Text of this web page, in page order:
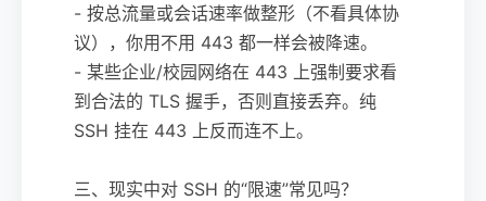
- 按总流量或会话速率做整形（不看具体协
议），你用不用 443 都一样会被降速。
- 某些企业/校园网络在 443 上强制要求看
到合法的 TLS 握手，否则直接丢弃。纯
SSH 挂在 443 上反而连不上。
三、现实中对 SSH 的“限速”常见吗？